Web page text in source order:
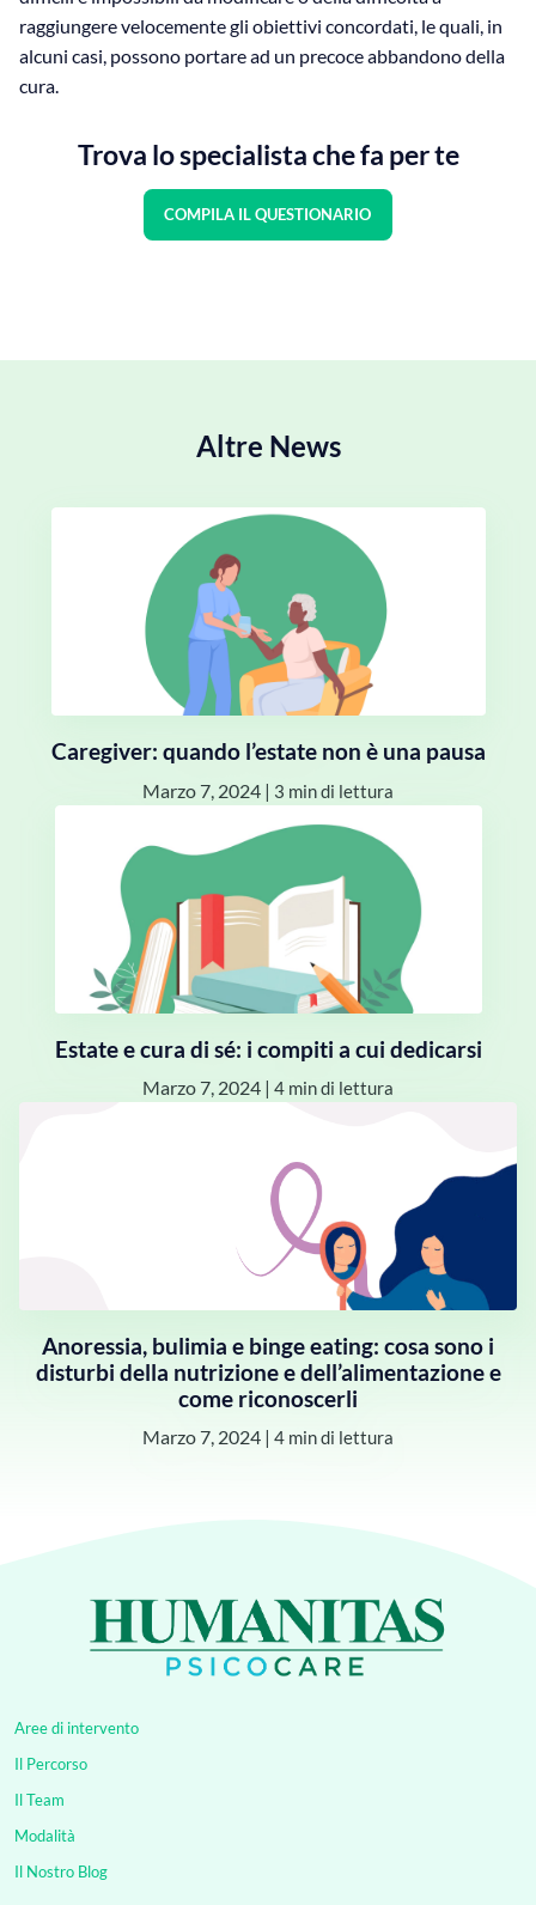
raggiungere velocemente gli obiettivi concordati, le quali, in
alcuni casi, possono portare ad un precoce abbandono della
cura.
Trova lo specialista che fa per te
COMPILA IL QUESTIONARIO
Altre News
Caregiver: quando l’estate non è una pausa
Marzo 7, 2024 | 3 min di lettura
Estate e cura di sé: i compiti a cui dedicarsi
Marzo 7, 2024 | 4 min di lettura
Anoressia, bulimia e binge eating: cosa sono i
disturbi della nutrizione e dell’alimentazione e
come riconoscerli
Marzo 7, 2024 | 4 min di lettura
Aree di intervento
Il Percorso
Il Team
Modalità
Il Nostro Blog